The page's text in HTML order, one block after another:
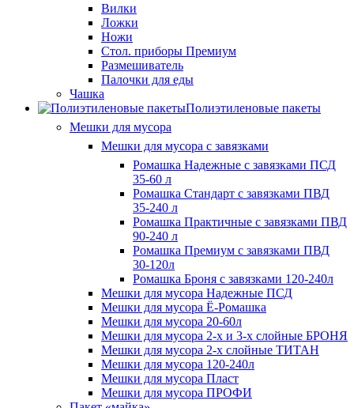
Вилки
Ложки
Ножи
Стол. приборы Премиум
Размешиватель
Палочки для еды
Чашка
Полиэтиленовые пакеты
Мешки для мусора
Мешки для мусора с завязками
Ромашка Надежные с завязками ПСД
35-60 л
Ромашка Стандарт с завязками ПВД
35-240 л
Ромашка Практичные с завязками ПВД
90-240 л
Ромашка Премиум с завязками ПВД
30-120л
Ромашка Броня с завязками 120-240л
Мешки для мусора Надежные ПСД
Мешки для мусора Ё-Ромашка
Мешки для мусора 20-60л
Мешки для мусора 2-х и 3-х слойные БРОНЯ
Мешки для мусора 2-х слойные ТИТАН
Мешки для мусора 120-240л
Мешки для мусора Пласт
Мешки для мусора ПРОФИ